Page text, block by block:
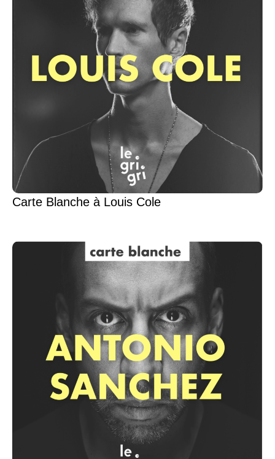
Carte Blanche à Louis Cole